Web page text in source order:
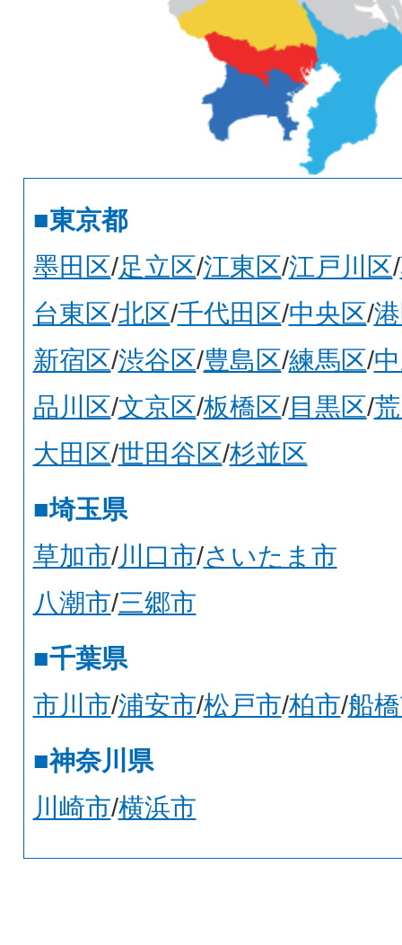
■東京都
墨田区/足立区/江東区/江戸川区/
台東区/北区/千代田区/中央区/
新宿区/渋谷区/豊島区/練馬区/
品川区/文京区/板橋区/目黒区/
大田区/世田谷区/杉並区
■埼玉県
草加市/川口市/さいたま市
八潮市/三郷市
■千葉県
市川市/浦安市/松戸市/柏市/船
■神奈川県
川崎市/横浜市